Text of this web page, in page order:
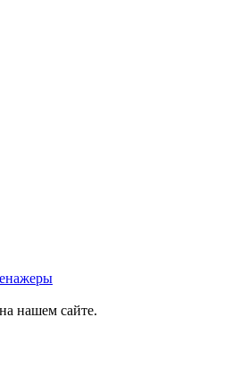
нашем сайте.